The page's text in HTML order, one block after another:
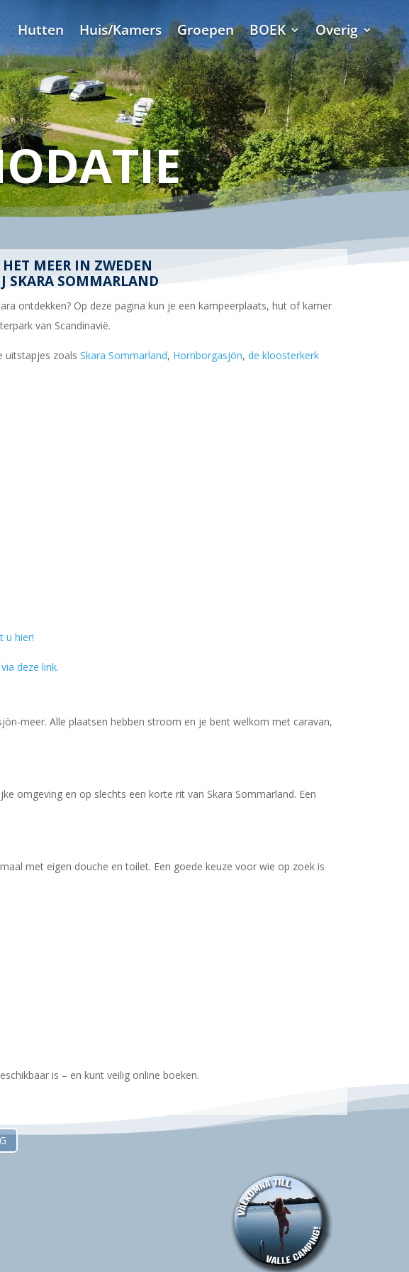
Hutten Huis/Kamers Groepen BOEK Overig
MEER IN ZWEDEN
SKARA SOMMARLAND
ontdekken? Op deze pagina kun je een kampeerplaats, hut of kamer
van Scandinavië.
uitstapjes zoalsSkara Sommarland, Hornborgasjön,de kloosterkerk
u hier!
via deze link.
meer. Alle plaatsen hebben stroom en je bent welkom met caravan,
omgeving en op slechts een korte rit van Skara Sommarland. Een
met eigen douche en toilet. Een goede keuze voor wie op zoek is
is – en kunt veilig online boeken.